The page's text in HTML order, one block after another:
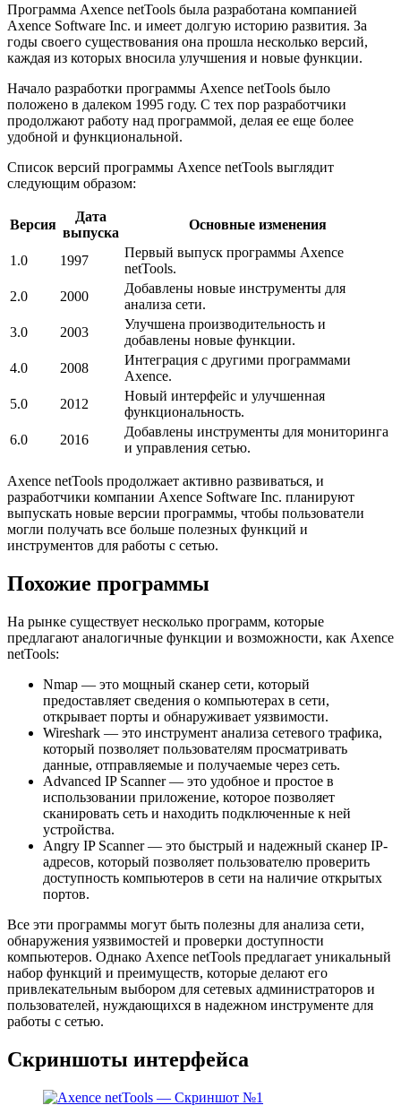
Программа Axence netTools была разработана компанией
Axence Software Inc. и имеет долгую историю развития. За
годы своего существования она прошла несколько версий,
каждая из которых вносила улучшения и новые функции.
Начало разработки программы Axence netTools было
положено в далеком 1995 году. С тех пор разработчики
продолжают работу над программой, делая ее еще более
удобной и функциональной.
Список версий программы Axence netTools выглядит
следующим образом:
Версия
Дата
выпуска
Основные изменения
1.0 1997
Первый выпуск программы Axence
netTools.
2.0
2000
Добавлены новые инструменты для
анализа сети.
3.0
2003
Улучшена производительность и
добавлены новые функции.
4.0
2008
Интеграция с другими программами
Axence.
5.0
2012
Новый интерфейс и улучшенная
функциональность.
6.0
2016
Добавлены инструменты для мониторинга
и управления сетью.
Axence netTools продолжает активно развиваться, и
разработчики компании Axence Software Inc. планируют
выпускать новые версии программы, чтобы пользователи
могли получать все больше полезных функций и
инструментов для работы с сетью.
Похожие программы
На рынке существует несколько программ, которые
предлагают аналогичные функции и возможности, как Axence
netTools:
Nmap — это мощный сканер сети, который
предоставляет сведения о компьютерах в сети,
открывает порты и обнаруживает уязвимости.
Wireshark — это инструмент анализа сетевого трафика,
который позволяет пользователям просматривать
данные, отправляемые и получаемые через сеть.
Advanced IP Scanner — это удобное и простое в
использовании приложение, которое позволяет
сканировать сеть и находить подключенные к ней
устройства.
Angry IP Scanner — это быстрый и надежный сканер IP-
адресов, который позволяет пользователю проверить
доступность компьютеров в сети на наличие открытых
портов.
Все эти программы могут быть полезны для анализа сети,
обнаружения уязвимостей и проверки доступности
компьютеров. Однако Axence netTools предлагает уникальный
набор функций и преимуществ, которые делают его
привлекательным выбором для сетевых администраторов и
пользователей, нуждающихся в надежном инструменте для
работы с сетью.
Скриншоты интерфейса